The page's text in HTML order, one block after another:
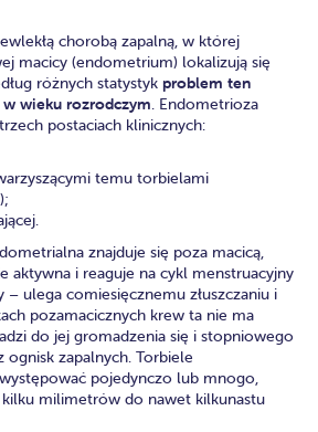
chorobą zapalną, w której
macicy (endometrium) lokalizują się
różnych statystyk problem ten
wieku rozrodczym. Endometrioza
postaciach klinicznych:
temu torbielami
znajduje się poza macicą,
aktywna i reaguje na cykl menstruacyjny
– ulega comiesięcznemu złuszczaniu i
pozamacicznych krew ta nie ma
do jej gromadzenia się i stopniowego
zapalnych. Torbiele
pojedynczo lub mnogo,
milimetrów do nawet kilkunastu